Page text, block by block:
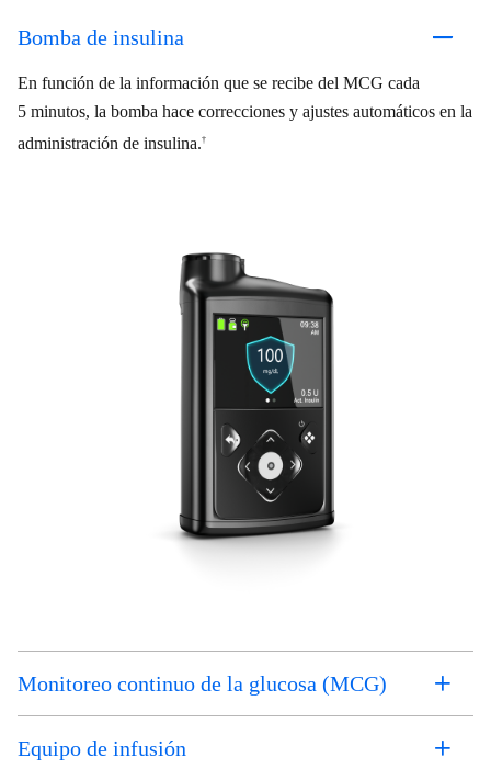
Bomba de insulina
En función de la información que se recibe del MCG cada
5 minutos, la bomba hace correcciones y ajustes automáticos en la
administración de insulina.†
Monitoreo continuo de la glucosa (MCG)
Equipo de infusión